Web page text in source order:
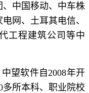
中国移动、中车株
网、土耳其电信、
工程建筑公司等中
望软件自2008年开
所本科、职业院校